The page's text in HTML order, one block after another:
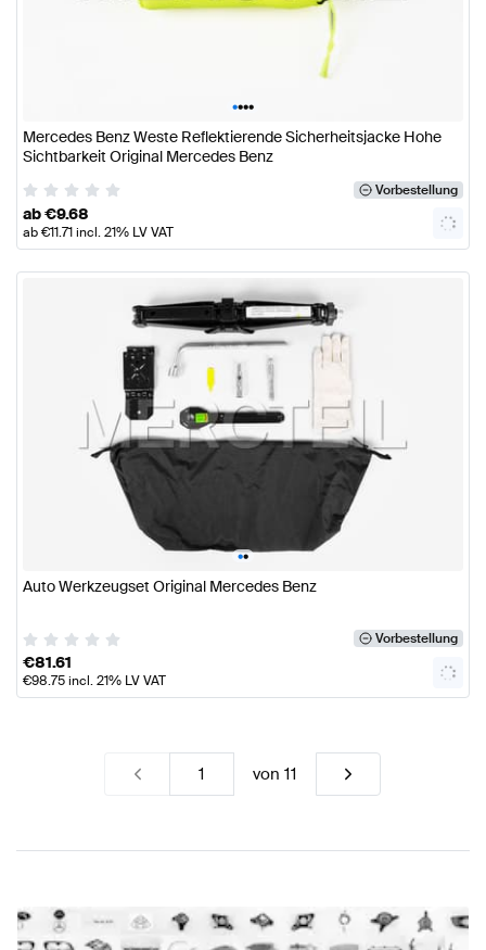
••••
Mercedes Benz Weste Reflektierende Sicherheitsjacke Hohe
Sichtbarkeit Original Mercedes Benz
Vorbestellung
ab€9.68
ab€11.71incl. 21% LV VAT
••
Auto Werkzeugset Original Mercedes Benz
Vorbestellung
€81.61
€98.75incl. 21% LV VAT
von11